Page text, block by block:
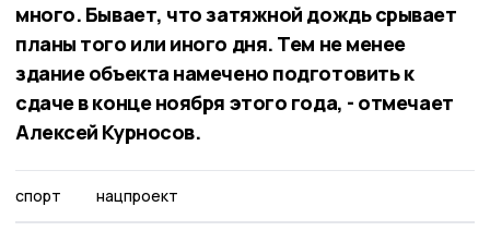
много. Бывает, что затяжной дождь срывает
планы того или иного дня. Тем не менее
здание объекта намечено подготовить к
сдаче в конце ноября этого года, - отмечает
Алексей Курносов.
спорт нацпроект